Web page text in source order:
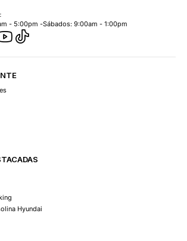
- 5:00pm -Sábados: 9:00am - 1:00pm
Hyundai